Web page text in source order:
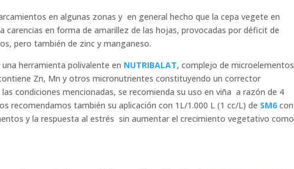
en algunas zonas y en general hecho que la cepa vegete en
carencias en forma de amarillez de las hojas, provocadas por déficit de
pero también de zinc y manganeso.
herramienta polivalente en NUTRIBALAT, complejo de microelementos
Zn, Mn y otros micronutrientes constituyendo un corrector
condiciones mencionadas, se recomienda su uso en viña a razón de 4
recomendamos también su aplicación con 1L/1.000 L (1 cc/L) de SM6 con
y la respuesta al estrés sin aumentar el crecimiento vegetativo como